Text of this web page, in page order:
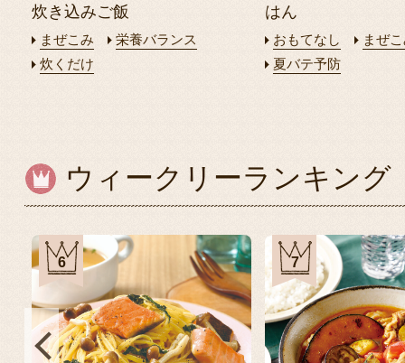
炊き込みご飯
まぜこみ
栄養バランス
炊くだけ
はん
おもてなし
まぜ
夏バテ予防
ウィークリーランキング
6 7